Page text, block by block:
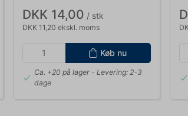
DKK 14,00 / stk
DKK 11,20 ekskl. moms
Køb nu
Ca. +20 på lager- Levering: 2-3
dage